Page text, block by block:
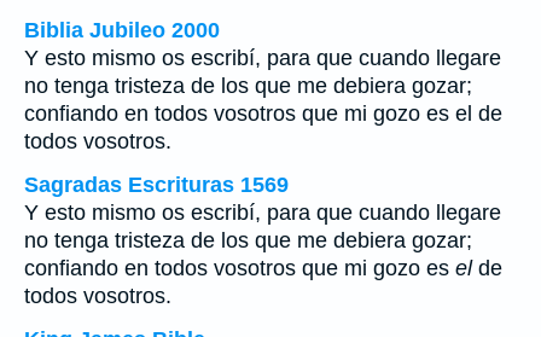
Biblia Jubileo 2000
Y esto mismo os escribí, para que cuando llegare
no tenga tristeza de los que me debiera gozar;
confiando en todos vosotros que mi gozo es el de
todos vosotros.
Sagradas Escrituras 1569
Y esto mismo os escribí, para que cuando llegare
no tenga tristeza de los que me debiera gozar;
confiando en todos vosotros que mi gozo es elde
todos vosotros.